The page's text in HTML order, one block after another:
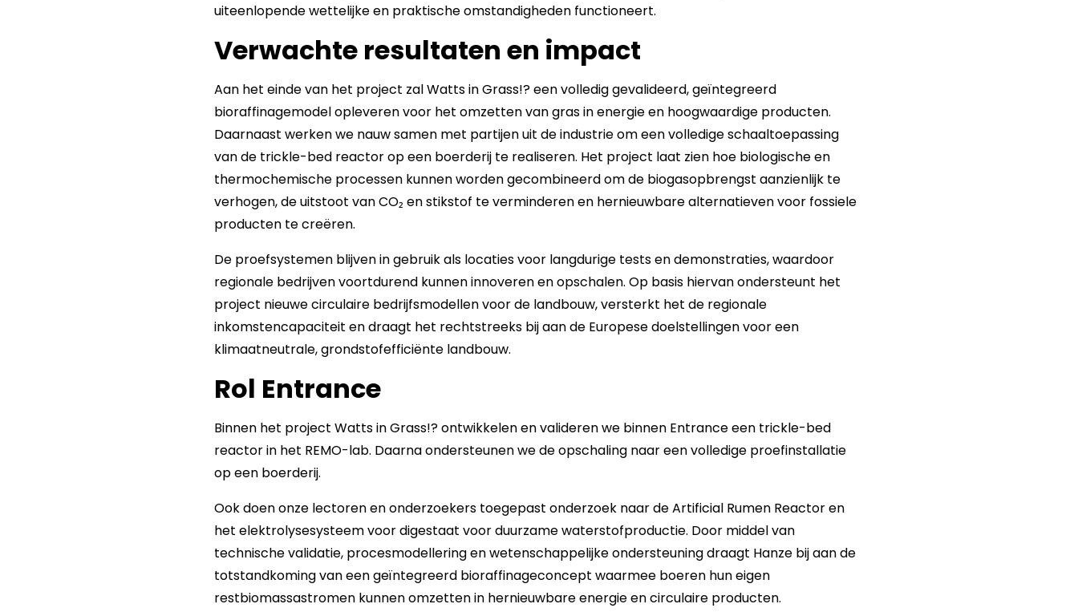
uiteenlopende wettelijke en praktische omstandigheden functioneert.
Verwachte resultaten en impact
Aan het einde van het project zal Watts in Grass!? een volledig gevalideerd, geïntegreerd
bioraffinagemodel opleveren voor het omzetten van gras in energie en hoogwaardige producten.
Daarnaast werken we nauw samen met partijen uit de industrie om een volledige schaaltoepassing
van de trickle-bed reactor op een boerderij te realiseren. Het project laat zien hoe biologische en
thermochemische processen kunnen worden gecombineerd om de biogasopbrengst aanzienlijk te
verhogen, de uitstoot van CO₂ en stikstof te verminderen en hernieuwbare alternatieven voor fossiele
producten te creëren.
De proefsystemen blijven in gebruik als locaties voor langdurige tests en demonstraties, waardoor
regionale bedrijven voortdurend kunnen innoveren en opschalen. Op basis hiervan ondersteunt het
project nieuwe circulaire bedrijfsmodellen voor de landbouw, versterkt het de regionale
inkomstencapaciteit en draagt het rechtstreeks bij aan de Europese doelstellingen voor een
klimaatneutrale, grondstofefficiënte landbouw.
Rol Entrance
Binnen het project Watts in Grass!? ontwikkelen en valideren we binnen Entrance een trickle-bed
reactor in het REMO-lab. Daarna ondersteunen we de opschaling naar een volledige proefinstallatie
op een boerderij.
Ook doen onze lectoren en onderzoekers toegepast onderzoek naar de Artificial Rumen Reactor en
het elektrolysesysteem voor digestaat voor duurzame waterstofproductie. Door middel van
technische validatie, procesmodellering en wetenschappelijke ondersteuning draagt Hanze bij aan de
totstandkoming van een geïntegreerd bioraffinageconcept waarmee boeren hun eigen
restbiomassastromen kunnen omzetten in hernieuwbare energie en circulaire producten.